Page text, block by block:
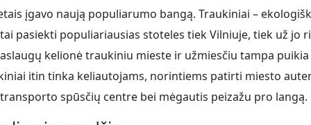
įgavo naują populiarumo bangą. Traukiniai –
pasiekti populiariausias stoteles tiek Vilniuje, tiek už jo
kelionė traukiniu mieste ir užmiesčiu tampa puikia
itin tinka keliautojams, norintiems patirti miesto
spūsčių centre bei mėgautis peizažu pro langą.